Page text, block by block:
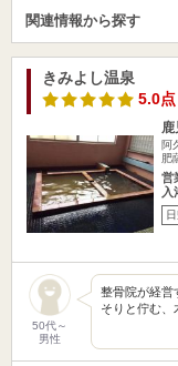
関連情報から探す
きみよし温泉
5.0点
鹿
阿
肥
営
入
50代～
男性
整骨院が経営
そりと佇む、